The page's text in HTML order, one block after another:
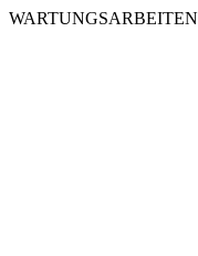
WARTUNGSARBEITEN